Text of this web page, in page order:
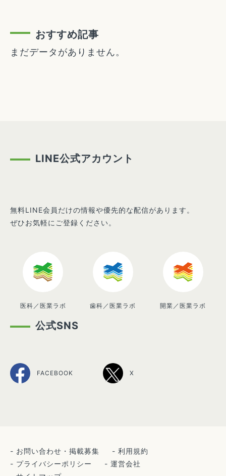
おすすめ記事
まだデータがありません。
LINE公式アカウント
無料LINE会員だけの情報や優先的な配信があります。
ぜひお気軽にご登録ください。
医科／医業ラボ 歯科／医業ラボ 開業／医業ラボ
公式SNS
FACEBOOK X
お問い合わせ・掲載募集
利用規約
プライバシーポリシー
運営会社